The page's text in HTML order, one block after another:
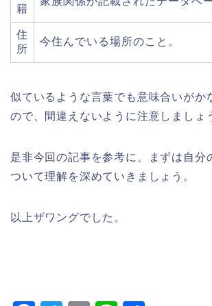
籍
住
所
今住んでいる場所のこと。
似ているような言葉でも意味合いがか
ので、間違えないように注意しましょ
是非今回の記事を参考に、まずは自分
ついて理解を深めていきましょう。
以上ザワングでした。